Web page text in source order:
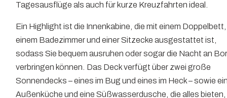
Tagesausflüge als auch für kurze Kreuzfahrten ideal.
Ein Highlight ist die Innenkabine, die mit einem Doppelbett,
einem Badezimmer und einer Sitzecke ausgestattet ist,
sodass Sie bequem ausruhen oder sogar die Nacht an
verbringen können. Das Deck verfügt über zwei große
Sonnendecks – eines im Bug und eines im Heck – sowie
Außenküche und eine Süßwasserdusche, die alles bieten,